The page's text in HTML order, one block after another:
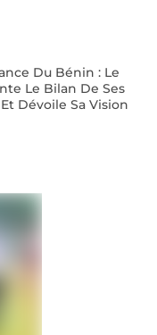
Du Bénin : Le
Le Bilan De Ses
Dévoile Sa Vision